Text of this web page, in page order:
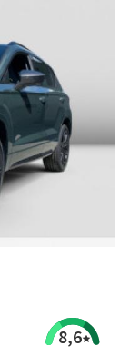
8,6